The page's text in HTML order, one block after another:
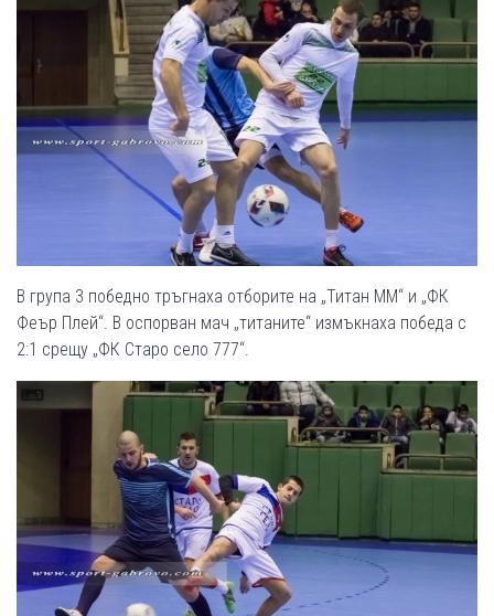
В група 3 победно тръгнаха отборите на „Титан ММ“ и „ФК
Феър Плей“. В оспорван мач „титаните“ измъкнаха победа с
2:1 срещу „ФК Старо село 777“.